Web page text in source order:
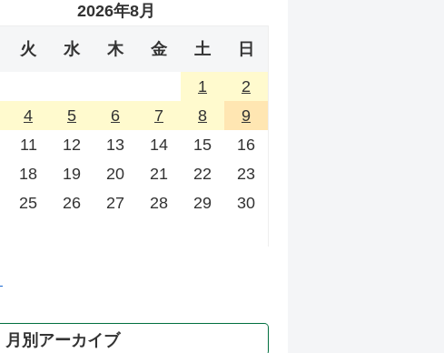
2026年8月
火 水 木 金 土 日
1
2
4 5 6 7 8
9
11 12 13 14 15
16
18 19 20 21 22
23
25 26 27 28 29
30
月別アーカイブ